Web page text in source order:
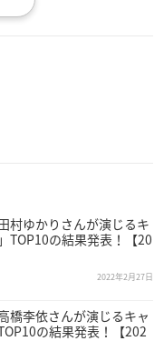
村ゆかりさんが演じるキ
TOP10の結果発表！【20
2022年2月27日
橋李依さんが演じるキャ
の結果発表！【202